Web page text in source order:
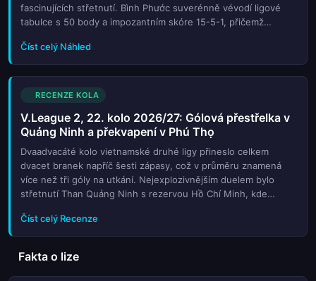
fascinujících střetnutí. Bình Phước suverénně vévodí ligové
tabulce s 50 body a impozantním skóre 15-5-1, přičemž
nejme...
Číst celý Náhled
RECENZE KOLA
V.League 2, 22. kolo 2026/27: Gólová přestřelka v
Quảng Ninh a překvapení v Phú Thọ
Dvaadvacáté kolo vietnamské druhé ligy přineslo celkem
dvacet branek napříč šesti zápasy, což v průměru znamená
více než tři góly na utkání. Nejexplozivnějším duelem bylo
střetnutí Than Quảng Ninh s rezervou Hồ Chí Minh, kde
dalších z...
Číst celý Recenze
Fakta o lize